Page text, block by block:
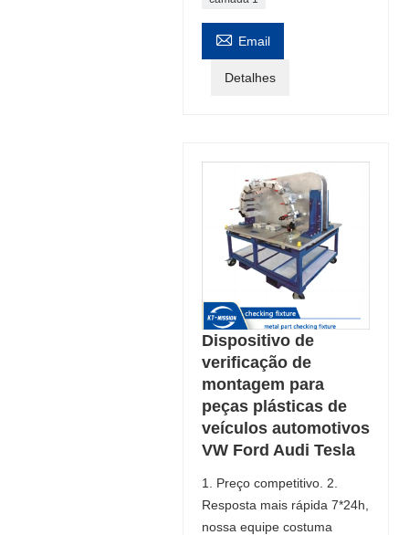
 Email
Detalhes
Dispositivo de
verificação de
montagem para
peças plásticas de
veículos automotivos
VW Ford Audi Tesla
1. Preço competitivo. 2.
Resposta mais rápida 7*24h,
nossa equipe costuma